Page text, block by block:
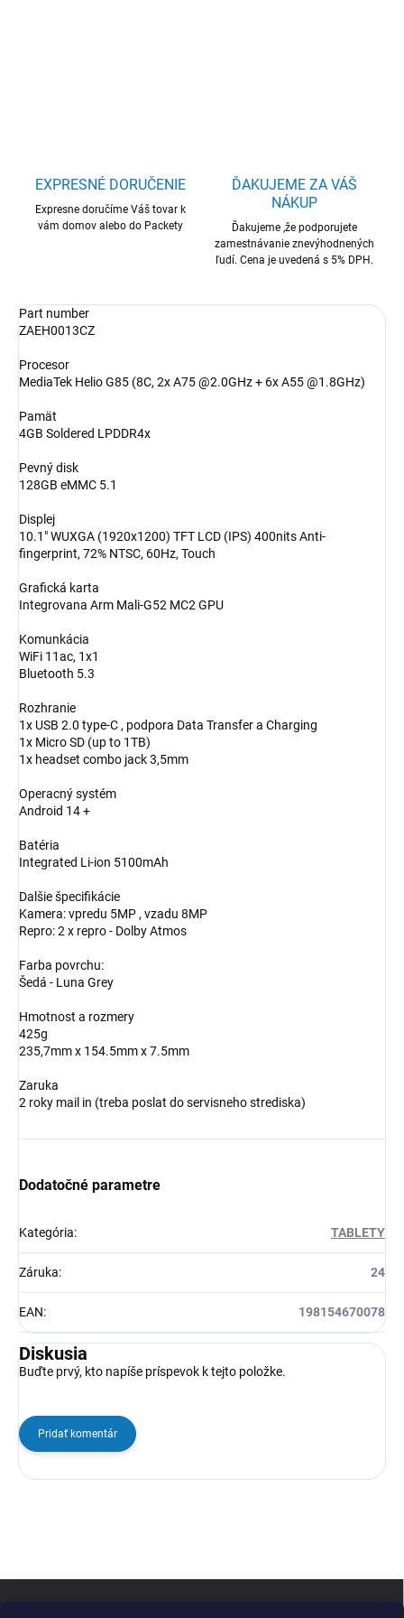
EXPRESNÉ DORUČENIE
Expresne doručíme Váš tovar k
vám domov alebo do Packety
ĎAKUJEME ZA VÁŠ
NÁKUP
Ďakujeme ,že podporujete
zamestnávanie znevýhodnených
ľudí. Cena je uvedená s 5% DPH.
Part number
ZAEH0013CZ
Procesor
MediaTek Helio G85 (8C, 2x A75 @2.0GHz + 6x A55 @1.8GHz)
Pamät
4GB Soldered LPDDR4x
Pevný disk
128GB eMMC 5.1
Displej
10.1" WUXGA (1920x1200) TFT LCD (IPS) 400nits Anti-
fingerprint, 72% NTSC, 60Hz, Touch
Grafická karta
Integrovana Arm Mali-G52 MC2 GPU
Komunkácia
WiFi 11ac, 1x1
Bluetooth 5.3
Rozhranie
1x USB 2.0 type-C , podpora Data Transfer a Charging
1x Micro SD (up to 1TB)
1x headset combo jack 3,5mm
Operacný systém
Android 14 +
Batéria
Integrated Li-ion 5100mAh
Dalšie špecifikácie
Kamera: vpredu 5MP , vzadu 8MP
Repro: 2 x repro - Dolby Atmos
Farba povrchu:
Šedá - Luna Grey
Hmotnost a rozmery
425g
235,7mm x 154.5mm x 7.5mm
Zaruka
2 roky mail in (treba poslat do servisneho strediska)
Dodatočné parametre
Kategória: TABLETY
Záruka: 24
EAN: 198154670078
Diskusia
Buďte prvý, kto napíše príspevok k tejto položke.
Pridať komentár